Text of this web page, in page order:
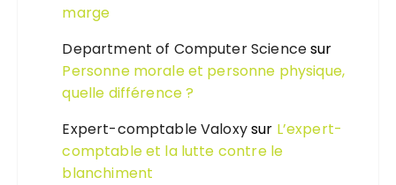
marge
Department of Computer Sciencesur
Personne morale et personne physique,
quelle différence ?
Expert-comptable Valoxysur L’expert-
comptable et la lutte contre le
blanchiment